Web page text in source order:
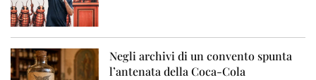
Negli archivi di un convento spunta
l’antenata della Coca-Cola